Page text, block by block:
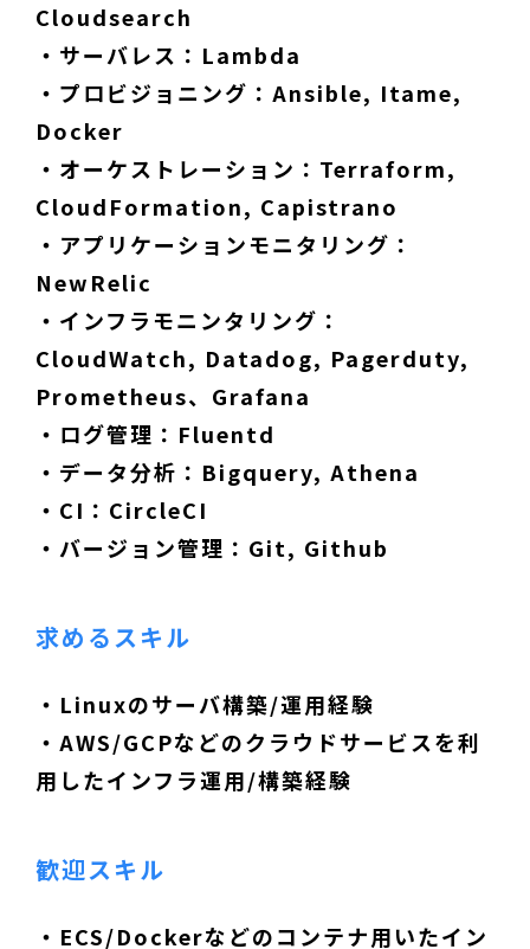
Cloudsearch
・サーバレス：Lambda
・プロビジョニング：Ansible, Itame,
Docker
・オーケストレーション：Terraform,
CloudFormation, Capistrano
・アプリケーションモニタリング：
NewRelic
・インフラモニンタリング：
CloudWatch, Datadog, Pagerduty,
Prometheus、Grafana
・ログ管理：Fluentd
・データ分析：Bigquery, Athena
・CI：CircleCI
・バージョン管理：Git, Github
求めるスキル
・Linuxのサーバ構築/運用経験
・AWS/GCPなどのクラウドサービスを利
用したインフラ運用/構築経験
歓迎スキル
・ECS/Dockerなどのコンテナ用いたイン